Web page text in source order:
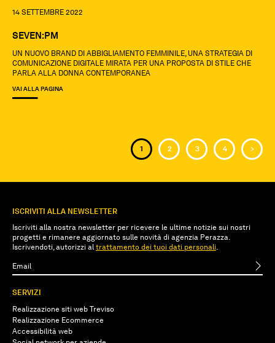
14 SETTEMBRE 2022
SEVEN:PM
UN NUOVO BRAND DI ABBIGLIAMENTO FEMMINILE, UNA STRATEGIA DI
COMUNICAZIONE DIGITALE MIRATA PER UNA PROPOSTA DI STILE CHE
PARLA ALLA DONNA CONTEMPORANEA
VAI ALLA PAGINA
1 2 3 4 >
ISCRIVITI ALLA NEWSLETTER
Iscriviti alla nostra newsletter per ricevere le ultime notizie sui nostri
progetti e rimanere aggiornato sulle novità di agenzia Perazza.
Iscrivendoti, autorizzi al trattamento dei tuoi dati personali.
SERVIZI
Realizzazione siti web Treviso
Realizzazione Ecommerce
Accessibilità web